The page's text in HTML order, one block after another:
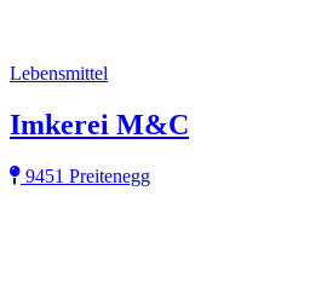
Lebensmittel
Imkerei M&C
9451 Preitenegg